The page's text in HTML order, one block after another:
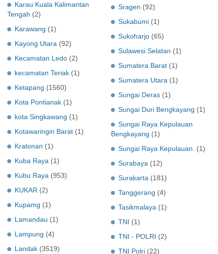
Karau Kuala Kalimantan
Tengah (2)
Karawang (1)
Kayong Utara (92)
Kecamatan Ledo (2)
kecamatan Teriak (1)
Ketapang (1560)
Kota Pontianak (1)
kota Singkawang (1)
Kotawaringin Barat (1)
Kratonan (1)
Kuba Raya (1)
Kubu Raya (953)
KUKAR (2)
Kupamg (1)
Lamandau (1)
Lampung (4)
Landak (3519)
Sragen (92)
Sukabumi (1)
Sukoharjo (65)
Sulawesi Selatan (1)
Sumatera Barat (1)
Sumatera Utara (1)
Sungai Deras (1)
Sungai Duri Bengkayang (1)
Sungai Raya Kepulauan
Bengkayang (1)
Sungai Raya Kepulauan.
(1)
Surabaya (12)
Surakarta (181)
Tanggerang (4)
Tasikmalaya (1)
TNI (1)
TNI - POLRI (2)
TNI Polri (22)